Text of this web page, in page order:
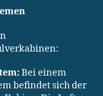
Bei einem
befindet sich der